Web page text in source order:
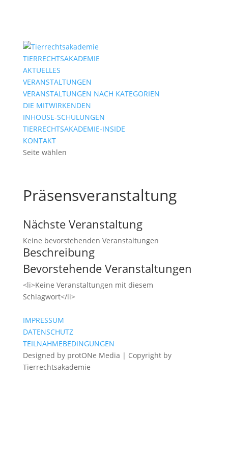
TIERRECHTSAKADEMIE
AKTUELLES
VERANSTALTUNGEN
VERANSTALTUNGEN NACH KATEGORIEN
DIE MITWIRKENDEN
INHOUSE-SCHULUNGEN
TIERRECHTSAKADEMIE-INSIDE
KONTAKT
Seite wählen
Präsensveranstaltung
Nächste Veranstaltung
Keine bevorstehenden Veranstaltungen
Beschreibung
Bevorstehende Veranstaltungen
<li>Keine Veranstaltungen mit diesem
Schlagwort</li>
IMPRESSUM
DATENSCHUTZ
TEILNAHMEBEDINGUNGEN
Designed by protONe Media | Copyright by
Tierrechtsakademie